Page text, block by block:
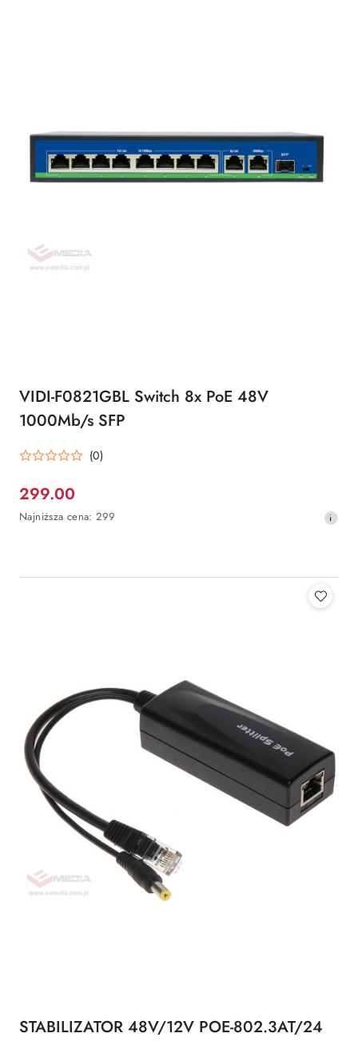
VIDI-F0821GBL Switch 8x PoE 48V
1000Mb/s SFP
(0)
Cena
promocyjna:
299.00
Najniższa
dni
Najniższa cena: 299
STABILIZATOR 48V/12V POE-802.3AT/24